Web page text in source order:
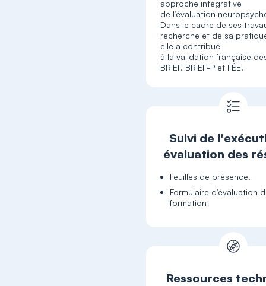
approche intégrative
de l’évaluation
Dans le cadre de ses
recherche et de sa
elle a contribué
à la validation française
Suivi de
évaluation des
Feuilles de présence.
Formulaire d'évaluation
formation
Ressources